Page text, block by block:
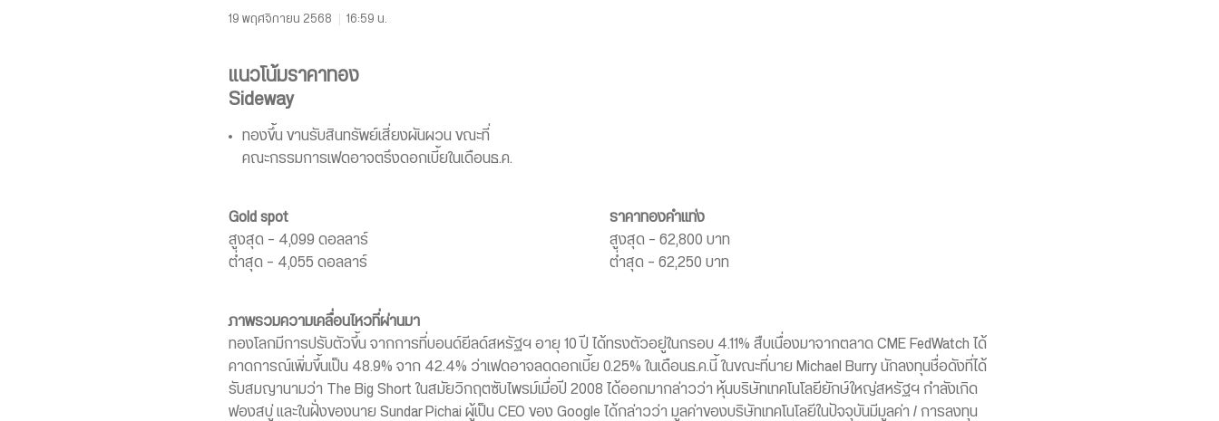
19 พฤศจิกายน 2568 16:59 น.
แนวโน้มราคาทอง
Sideway
ทองขึ้น ขานรับสินทรัพย์เสี่ยงผันผวน ขณะที่
คณะกรรมการเฟดอาจตรึงดอกเบี้ยในเดือนธ.ค.
Gold spot
สูงสุด – 4,099 ดอลลาร์
ต่ำสุด – 4,055 ดอลลาร์
ราคาทองคำแท่ง
สูงสุด – 62,800 บาท
ต่ำสุด – 62,250 บาท
ภาพรวมความเคลื่อนไหวที่ผ่านมา
ทองโลกมีการปรับตัวขึ้น จากการที่บอนด์ยีลด์สหรัฐฯ อายุ 10 ปี ได้ทรงตัวอยู่ในกรอบ 4.11% สืบเนื่องมาจากตลาด CME FedWatch ได้
คาดการณ์เพิ่มขึ้นเป็น 48.9% จาก 42.4% ว่าเฟดอาจลดดอกเบี้ย 0.25% ในเดือนธ.ค.นี้ ในขณะที่นาย Michael Burry นักลงทุนชื่อดังที่ได้
รับสมญานามว่า The Big Short ในสมัยวิกฤตซับไพรม์เมื่อปี 2008 ได้ออกมากล่าวว่า หุ้นบริษัทเทคโนโลยียักษ์ใหญ่สหรัฐฯ กำลังเกิด
ฟองสบู่ และในฝั่งของนาย Sundar Pichai ผู้เป็น CEO ของ Google ได้กล่าวว่า มูลค่าของบริษัทเทคโนโลยีในปัจจุบันมีมูลค่า / การลงทุน